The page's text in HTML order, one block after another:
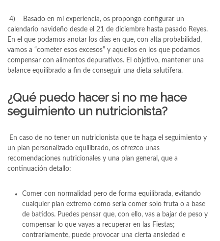
4) Basado en mi experiencia, os propongo configurar un
calendario navideño desde el 21 de diciembre hasta pasado Reyes.
En el que podamos anotar los días en que, con alta probabilidad,
vamos a “cometer esos excesos” y aquellos en los que podamos
compensar con alimentos depurativos. El objetivo, mantener una
balance equilibrado a fin de conseguir una dieta salutífera.
¿Qué puedo hacer si no me hace
seguimiento un nutricionista?
En caso de no tener un nutricionista que te haga el seguimiento y
un plan personalizado equilibrado, os ofrezco unas
recomendaciones nutricionales y una plan general, que a
continuación detallo:
Comer con normalidad pero de forma equilibrada, evitando
cualquier plan extremo como seria comer solo fruta o a base
de batidos. Puedes pensar que, con ello, vas a bajar de peso y
compensar lo que vayas a recuperar en las Fiestas;
contrariamente, puede provocar una cierta ansiedad e